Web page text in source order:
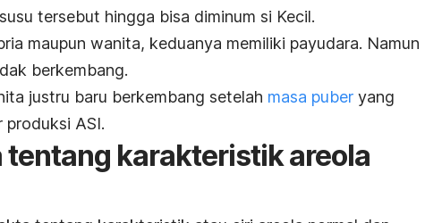
tersebut hingga bisa diminum si Kecil.
maupun wanita, keduanya memiliki payudara. Namun
berkembang.
justru baru berkembang setelah masa puber yang
produksi ASI.
tentang karakteristik areola